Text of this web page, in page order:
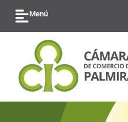
contenido
Menú